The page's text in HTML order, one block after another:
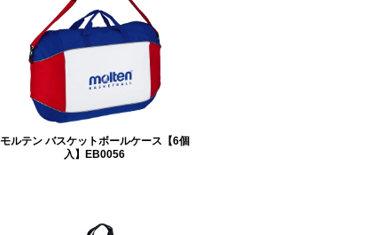
モルテン バスケットボールケース【6個
入】EB0056